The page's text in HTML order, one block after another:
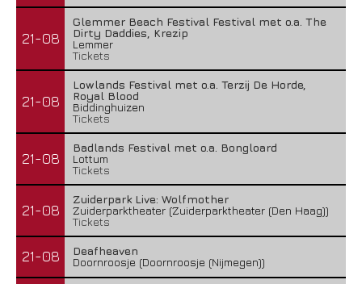
21-08
Glemmer Beach Festival Festival met o.a. The
Dirty Daddies, Krezip
Lemmer
Tickets
21-08
Lowlands Festival met o.a. Terzij De Horde,
Royal Blood
Biddinghuizen
Tickets
21-08
Badlands Festival met o.a. Bongloard
Lottum
Tickets
21-08
Zuiderpark Live: Wolfmother
Zuiderparktheater (Zuiderparktheater (Den Haag))
Tickets
21-08
Deafheaven
Doornroosje (Doornroosje (Nijmegen))